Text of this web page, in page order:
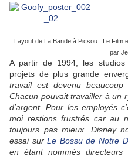
Layout de La Bande à Picsou : Le Film
par
A partir de 1994, les
projets de plus grande
travail est devenu beaucoup
Chacun pouvait travailler à un
d’argent. Pour les employés
moi restions frustrés car au
toujours pas mieux. Disney
essai surLe Bossu de Notre
en étant nommés